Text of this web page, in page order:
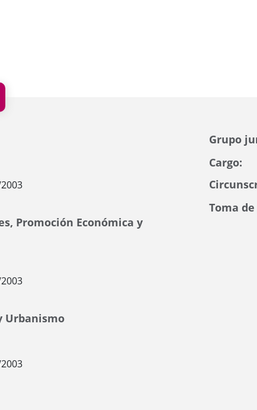
Promoción Económica y
Urbanismo
Grupo
Cargo:
Toma